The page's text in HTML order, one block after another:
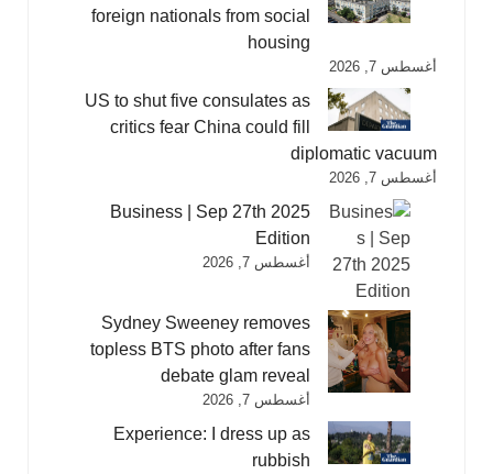
foreign nationals from social
housing
أغسطس 7, 2026
US to shut five consulates as
critics fear China could fill
diplomatic vacuum
أغسطس 7, 2026
Business | Sep 27th 2025
Edition
أغسطس 7, 2026
Sydney Sweeney removes
topless BTS photo after fans
debate glam reveal
أغسطس 7, 2026
Experience: I dress up as
rubbish